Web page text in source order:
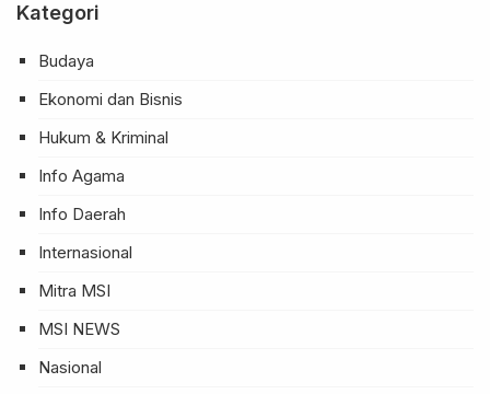
Kategori
Budaya
Ekonomi dan Bisnis
Hukum & Kriminal
Info Agama
Info Daerah
Internasional
Mitra MSI
MSI NEWS
Nasional